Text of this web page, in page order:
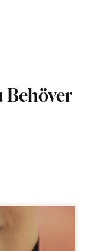
Behöver